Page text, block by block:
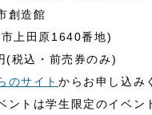
創造館
上田原1640番地)
(税込・前売券のみ)
のサイトからお申し込み
ントは学生限定のイベ